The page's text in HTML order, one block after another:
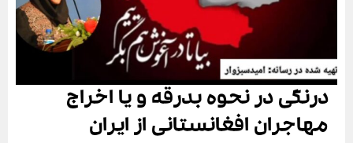
درنگی در نحوه بدرقه و یا اخراج
مهاجران افغانستانی از ایران